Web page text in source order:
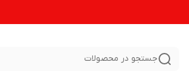
جستجو در محصولات